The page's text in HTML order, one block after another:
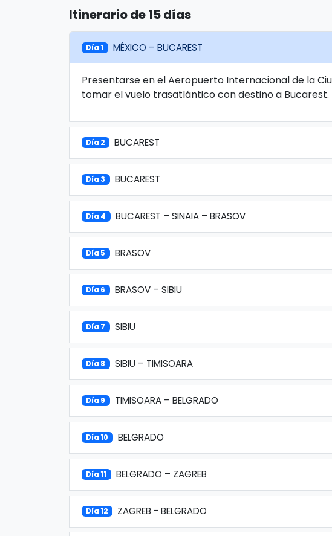
Itinerario de 15 días
Día 1 MÉXICO – BUCAREST
Presentarse en el Aeropuerto Internacional de la
tomar el vuelo trasatlántico con destino a Bucarest.
Día 2 BUCAREST
Día 3 BUCAREST
Día 4 BUCAREST – SINAIA – BRASOV
Día 5 BRASOV
Día 6 BRASOV – SIBIU
Día 7 SIBIU
Día 8 SIBIU – TIMISOARA
Día 9 TIMISOARA – BELGRADO
Día 10 BELGRADO
Día 11 BELGRADO – ZAGREB
Día 12 ZAGREB - BELGRADO